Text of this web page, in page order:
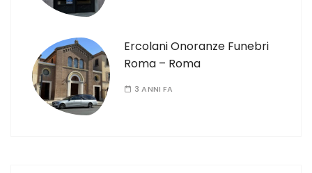
Ercolani Onoranze Funebri
Roma – Roma
3 ANNI FA